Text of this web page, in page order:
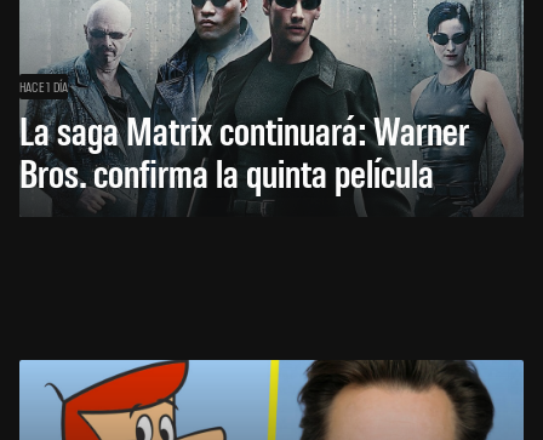
HACE 1 DÍA
La saga Matrix continuará: Warner
Bros. confirma la quinta película